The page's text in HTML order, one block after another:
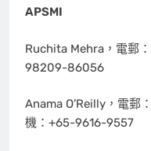
APSMI
Ruchita Mehra，電郵：
98209-86056
Anama O’Reilly，電郵：
機：+65-9616-9557